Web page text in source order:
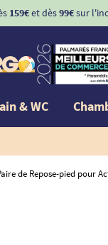
159€et dès99€sur
& WC
de Repose-pied pour